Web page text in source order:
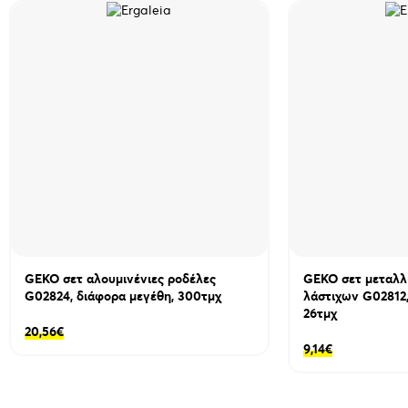
GEKO σετ αλουμινένιες ροδέλες
G02824, διάφορα μεγέθη, 300τμχ
20,56€
GEKO σετ
λάστιχων
26τμχ
9,14€